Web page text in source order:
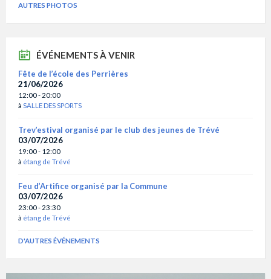
AUTRES PHOTOS
ÉVÉNEMENTS À VENIR
Fête de l’école des Perrières
21/06/2026
12:00 - 20:00
à SALLE DES SPORTS
Trev’estival organisé par le club des jeunes de Trévé
03/07/2026
19:00 - 12:00
à étang de Trévé
Feu d’Artifice organisé par la Commune
03/07/2026
23:00 - 23:30
à étang de Trévé
D'AUTRES ÉVÉNEMENTS